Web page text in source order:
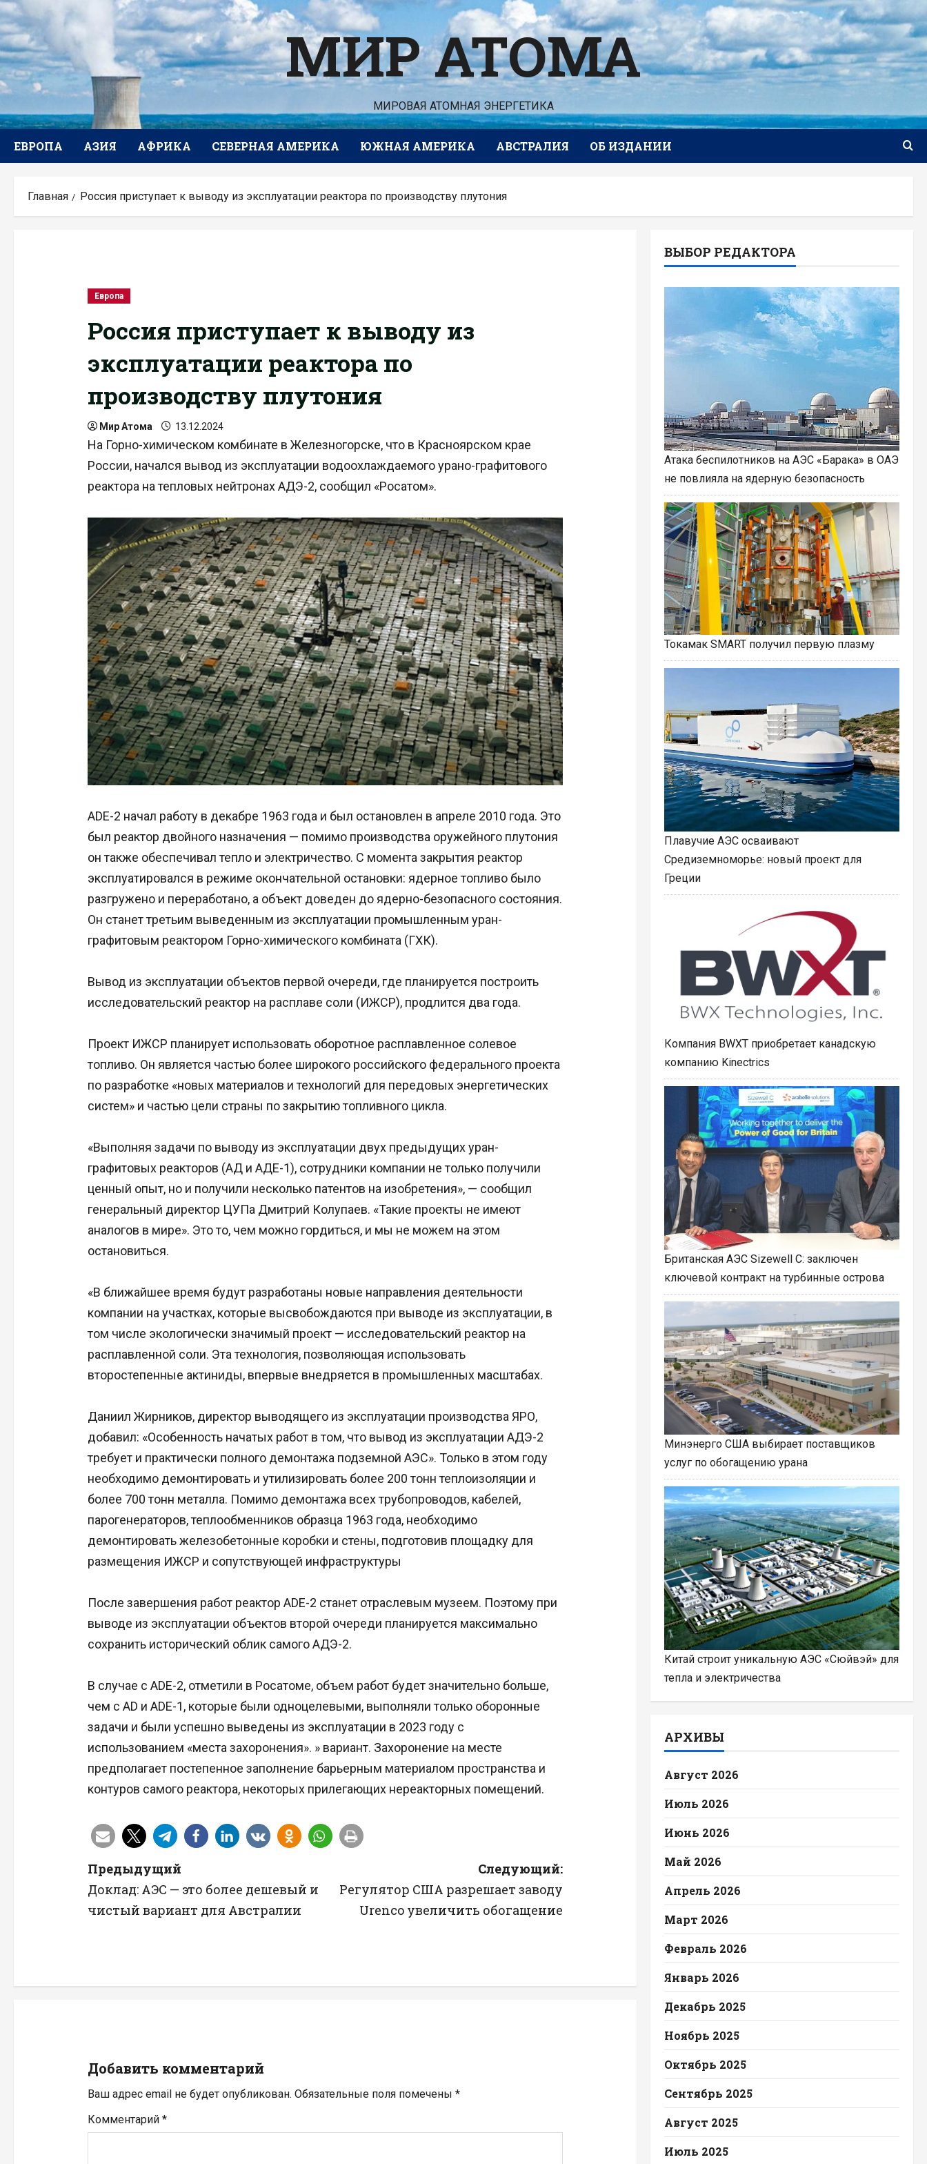
Перейти
к
содержимому
МИР АТОМА
МИРОВАЯ АТОМНАЯ ЭНЕРГЕТИКА
ЕВРОПА АЗИЯ АФРИКА СЕВЕРНАЯ АМЕРИКА ЮЖНАЯ АМЕРИКА АВСТРАЛИЯ ОБ ИЗДАНИИ
Главная Россия приступает к выводу из эксплуатации реактора по производству плутония
Европа
Россия приступает к выводу из
эксплуатации реактора по
производству плутония
Мир Атома 13.12.2024
На Горно-химическом комбинате в Железногорске, что в Красноярском крае
России, начался вывод из эксплуатации водоохлаждаемого урано-графитового
реактора на тепловых нейтронах АДЭ-2, сообщил «Росатом».
ADE-2 начал работу в декабре 1963 года и был остановлен в апреле 2010 года. Это
был реактор двойного назначения — помимо производства оружейного плутония
он также обеспечивал тепло и электричество. С момента закрытия реактор
эксплуатировался в режиме окончательной остановки: ядерное топливо было
разгружено и переработано, а объект доведен до ядерно-безопасного состояния.
Он станет третьим выведенным из эксплуатации промышленным уран-
графитовым реактором Горно-химического комбината (ГХК).
Вывод из эксплуатации объектов первой очереди, где планируется построить
исследовательский реактор на расплаве соли (ИЖСР), продлится два года.
Проект ИЖСР планирует использовать оборотное расплавленное солевое
топливо. Он является частью более широкого российского федерального проекта
по разработке «новых материалов и технологий для передовых энергетических
систем» и частью цели страны по закрытию топливного цикла.
«Выполняя задачи по выводу из эксплуатации двух предыдущих уран-
графитовых реакторов (АД и АДЕ-1), сотрудники компании не только получили
ценный опыт, но и получили несколько патентов на изобретения», — сообщил
генеральный директор ЦУПа Дмитрий Колупаев. «Такие проекты не имеют
аналогов в мире». Это то, чем можно гордиться, и мы не можем на этом
остановиться.
«В ближайшее время будут разработаны новые направления деятельности
компании на участках, которые высвобождаются при выводе из эксплуатации, в
том числе экологически значимый проект — исследовательский реактор на
расплавленной соли. Эта технология, позволяющая использовать
второстепенные актиниды, впервые внедряется в промышленных масштабах.
Даниил Жирников, директор выводящего из эксплуатации производства ЯРО,
добавил: «Особенность начатых работ в том, что вывод из эксплуатации АДЭ-2
требует и практически полного демонтажа подземной АЭС». Только в этом году
необходимо демонтировать и утилизировать более 200 тонн теплоизоляции и
более 700 тонн металла. Помимо демонтажа всех трубопроводов, кабелей,
парогенераторов, теплообменников образца 1963 года, необходимо
демонтировать железобетонные коробки и стены, подготовив площадку для
размещения ИЖСР и сопутствующей инфраструктуры
После завершения работ реактор ADE-2 станет отраслевым музеем. Поэтому при
выводе из эксплуатации объектов второй очереди планируется максимально
сохранить исторический облик самого АДЭ-2.
В случае с ADE-2, отметили в Росатоме, объем работ будет значительно больше,
чем с AD и ADE-1, которые были одноцелевыми, выполняли только оборонные
задачи и были успешно выведены из эксплуатации в 2023 году с
использованием «места захоронения». » вариант. Захоронение на месте
предполагает постепенное заполнение барьерным материалом пространства и
контуров самого реактора, некоторых прилегающих нереакторных помещений.
Н
а
г
и
я
п
Предыдущий
Доклад: АЭС — это более дешевый и
чистый вариант для Австралии
Следующий:
Регулятор США разрешает заводу
Urenco увеличить обогащение
Добавить комментарий
Ваш адрес email не будет опубликован. Обязательные поля помечены *
Комментарий *
ВЫБОР РЕДАКТОРА
Атака беспилотников на АЭС «Барака» в ОАЭ
не повлияла на ядерную безопасность
Токамак SMART получил первую плазму
Плавучие АЭС осваивают
Средиземноморье: новый проект для
Греции
Компания BWXT приобретает канадскую
компанию Kinectrics
Британская АЭС Sizewell C: заключен
ключевой контракт на турбинные острова
Минэнерго США выбирает поставщиков
услуг по обогащению урана
Китай строит уникальную АЭС «Сюйвэй» для
тепла и электричества
АРХИВЫ
Август 2026
Июль 2026
Июнь 2026
Май 2026
Апрель 2026
Март 2026
Февраль 2026
Январь 2026
Декабрь 2025
Ноябрь 2025
Октябрь 2025
Сентябрь 2025
Август 2025
Июль 2025